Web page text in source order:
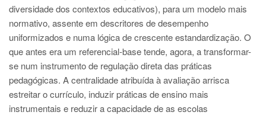
diversidade dos contextos educativos), para um modelo mais
normativo, assente em descritores de desempenho
uniformizados e numa lógica de crescente estandardização. O
que antes era um referencial-base tende, agora, a transformar-
se num instrumento de regulação direta das práticas
pedagógicas. A centralidade atribuída à avaliação arrisca
estreitar o currículo, induzir práticas de ensino mais
instrumentais e reduzir a capacidade de as escolas